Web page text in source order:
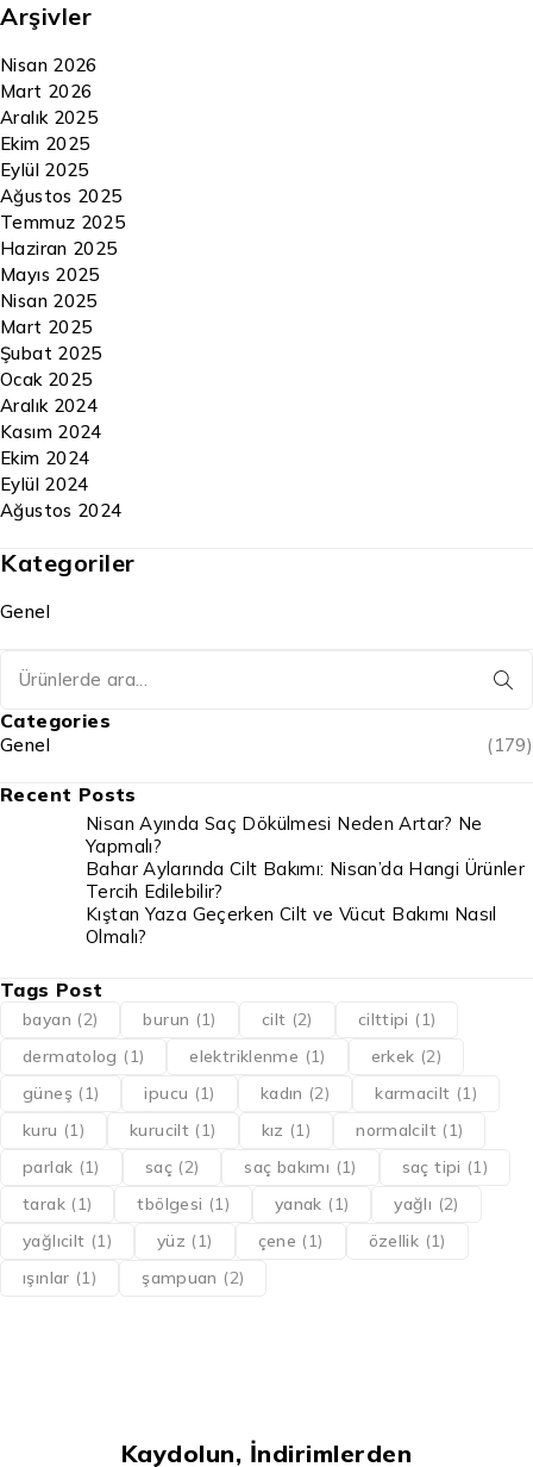
Arşivler
Nisan 2026
Mart 2026
Aralık 2025
Ekim 2025
Eylül 2025
Ağustos 2025
Temmuz 2025
Haziran 2025
Mayıs 2025
Nisan 2025
Mart 2025
Şubat 2025
Ocak 2025
Aralık 2024
Kasım 2024
Ekim 2024
Eylül 2024
Ağustos 2024
Kategoriler
Genel
Categories
Genel (179)
Recent Posts
Nisan Ayında Saç Dökülmesi Neden Artar? Ne
Yapmalı?
Bahar Aylarında Cilt Bakımı: Nisan’da Hangi Ürünler
Tercih Edilebilir?
Kıştan Yaza Geçerken Cilt ve Vücut Bakımı Nasıl
Olmalı?
Tags Post
bayan (2) burun (1) cilt (2) cilttipi (1)
dermatolog (1) elektriklenme (1) erkek (2)
güneş (1) ipucu (1) kadın (2) karmacilt (1)
kuru (1) kurucilt (1) kız (1) normalcilt(1)
parlak (1) saç(2) saç bakımı (1) saç tipi (1)
tarak(1) tbölgesi (1) yanak (1) yağlı (2)
yağlıcilt (1) yüz (1) çene (1) özellik (1)
ışınlar (1) şampuan (2)
Kaydolun, İndirimlerden